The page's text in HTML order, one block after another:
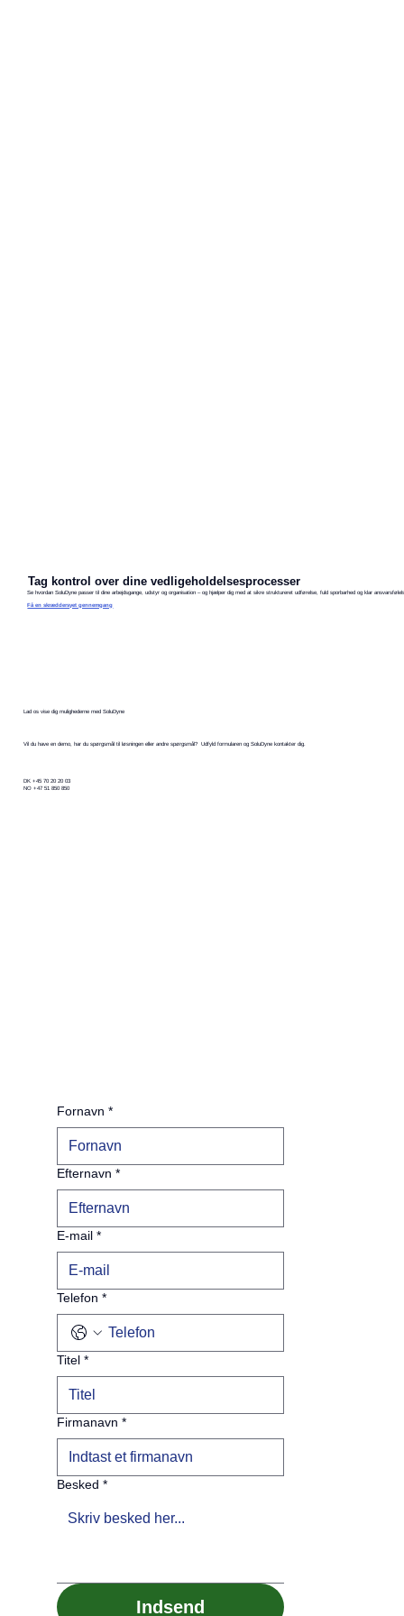
Tag kontrol over dine vedligeholdelsesprocesser
Se hvordan SoluDyne passer til dine arbejdsgange, udstyr og organisation – og hjælper dig med at sikre struktureret udførelse, fuld sporbarhed og klar
Få en skræddersyet gennemgang
Fornavn *
Efternavn *
E-mail *
Telefon *
Titel *
Firmanavn *
Besked *
Indsend
Lad os vise dig mulighederne med SoluDyne
Vil du have en demo, har du spørgsmål til løsningen eller andre spørgsmål? Udfyld formularen og SoluDyne kontakter dig.
DK +45 70 20 20 03
NO +47 51 850 850